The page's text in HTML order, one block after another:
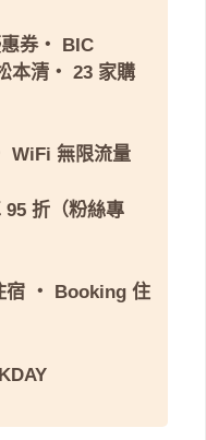
券・
BIC
本清 ・ 23 家購
WiFi 無限流量
95 折（粉絲專
宿 ・
Booking 住